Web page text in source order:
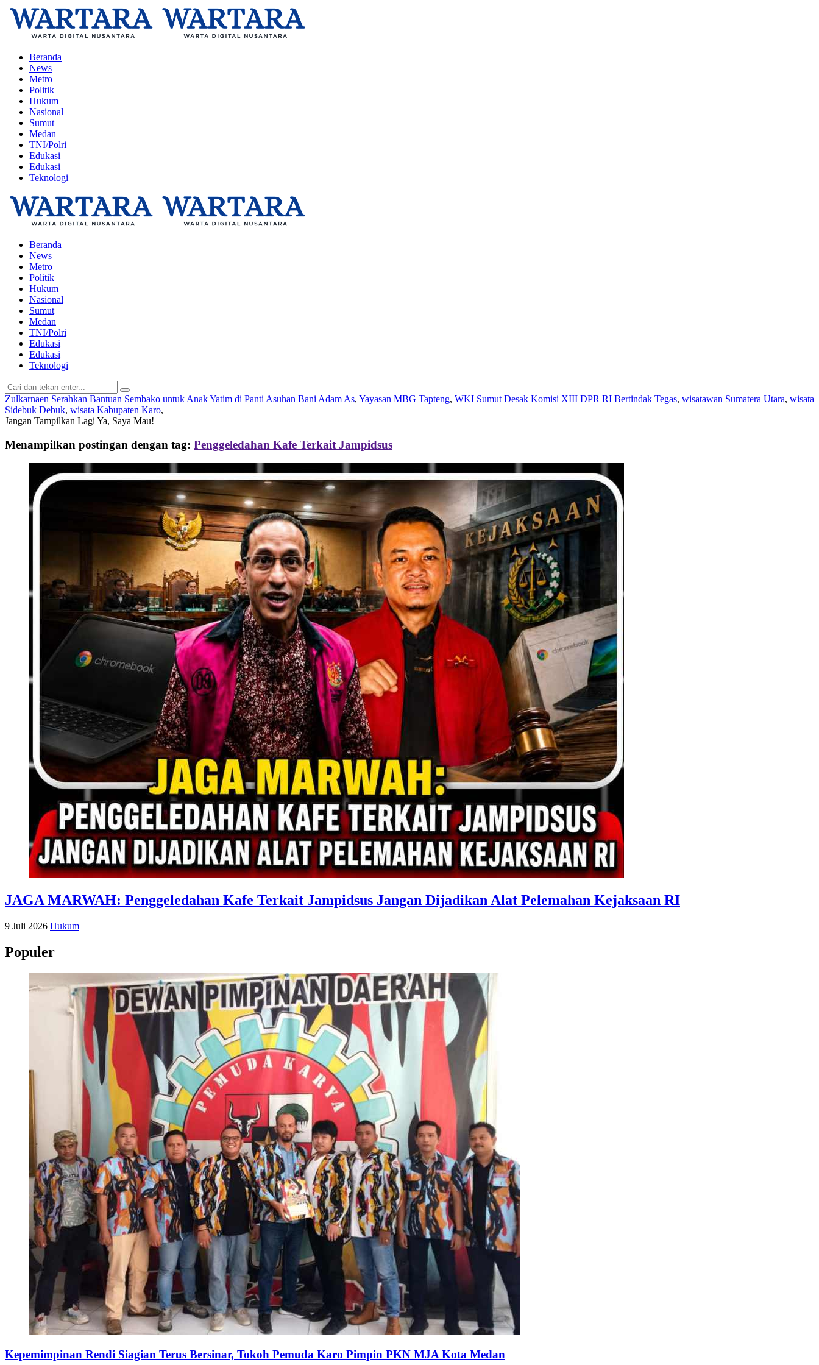
Beranda
News
Metro
Politik
Hukum
Nasional
Sumut
Medan
TNI/Polri
Edukasi
Edukasi
Teknologi
Beranda
News
Metro
Politik
Hukum
Nasional
Sumut
Medan
TNI/Polri
Edukasi
Edukasi
Teknologi
Zulkarnaen Serahkan Bantuan Sembako untuk Anak Yatim di Panti Asuhan Bani Adam As, Yayasan MBG Tapteng, WKI Sumut Desak Komisi XIII DPR RI Bertindak Tegas, wisatawan Sumatera Utara, wisata
Sidebuk Debuk, wisata Kabupaten Karo,
Jangan Tampilkan LagiYa, Saya Mau!
Menampilkan postingan dengan tag: Penggeledahan Kafe Terkait Jampidsus
JAGA MARWAH: Penggeledahan Kafe Terkait Jampidsus Jangan Dijadikan Alat Pelemahan Kejaksaan RI
9 Juli 2026 Hukum
Populer
Kepemimpinan Rendi Siagian Terus Bersinar, Tokoh Pemuda Karo Pimpin PKN MJA Kota Medan